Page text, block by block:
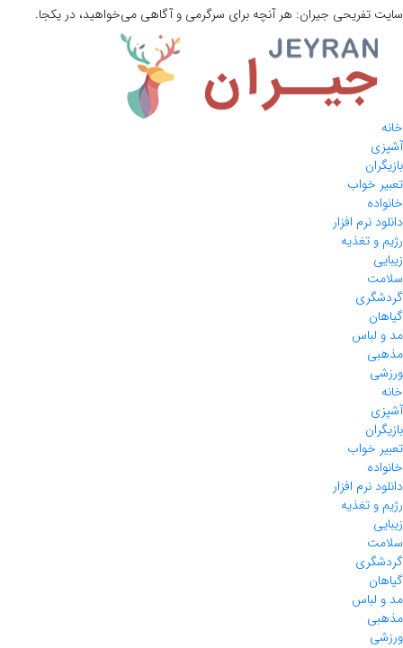
سایت تفریحی جیران: هر آنچه برای سرگرمی و آگاهی می‌خواهید، در یکجا.
خانه
آشپزی
بازیگران
تعبیر خواب
خانواده
دانلود نرم افزار
رژیم و تغذیه
زیبایی
سلامت
گردشگری
گیاهان
مد و لباس
مذهبی
ورزشی
خانه
آشپزی
بازیگران
تعبیر خواب
خانواده
دانلود نرم افزار
رژیم و تغذیه
زیبایی
سلامت
گردشگری
گیاهان
مد و لباس
مذهبی
ورزشی